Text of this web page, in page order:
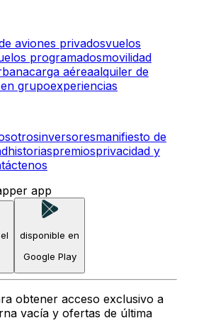
aviones privadosvuelos
programadosmovilidad
carga aéreaalquiler de
grupoexperiencias
inversoresmanifiesto de
historiaspremiosprivacidad y
app
disponible en
Google Play
obtener acceso exclusivo a
vacía y ofertas de última